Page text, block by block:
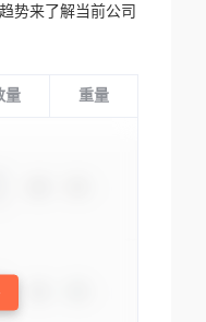
势来了解当前公司
量 重量